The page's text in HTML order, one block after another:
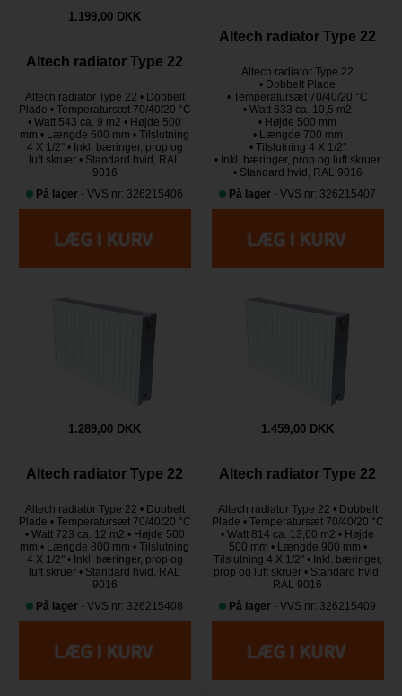
1.199,00 DKK
Altech radiator Type 22
Altech radiator Type 22 • Dobbelt
Plade • Temperatursæt 70/40/20 °C
• Watt 543 ca. 9 m2 • Højde 500
mm • Længde 600 mm • Tilslutning
4 X 1/2" • Inkl. bæringer, prop og
luft skruer • Standard hvid, RAL
9016
På lager - VVS nr: 326215406
Altech radiator Type 22
Altech radiator Type 22
• Dobbelt Plade
• Temperatursæt 70/40/20 °C
• Watt 633 ca. 10,5 m2
• Højde 500 mm
• Længde 700 mm
• Tilslutning 4 X 1/2"
• Inkl. bæringer, prop og luft skruer
• Standard hvid, RAL 9016
På lager - VVS nr: 326215407
1.289,00 DKK
Altech radiator Type 22
Altech radiator Type 22 • Dobbelt
Plade • Temperatursæt 70/40/20 °C
• Watt 723 ca. 12 m2 • Højde 500
mm • Længde 800 mm • Tilslutning
4 X 1/2" • Inkl. bæringer, prop og
luft skruer • Standard hvid, RAL
9016
På lager - VVS nr: 326215408
1.459,00 DKK
Altech radiator Type 22
Altech radiator Type 22 • Dobbelt
Plade • Temperatursæt 70/40/20 °C
• Watt 814 ca. 13,60 m2 • Højde
500 mm • Længde 900 mm •
Tilslutning 4 X 1/2" • Inkl. bæringer,
prop og luft skruer • Standard hvid,
RAL 9016
På lager - VVS nr: 326215409